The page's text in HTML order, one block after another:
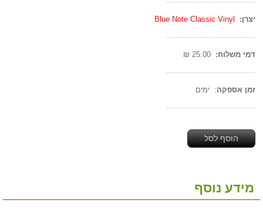
יצרן:
Blue Note Classic Vinyl
--------------------------------------
דמי משלוח:
--------------------------------------
זמן אספקה: ימים
--------------------------------------
הוסף לסל
מידע נוסף